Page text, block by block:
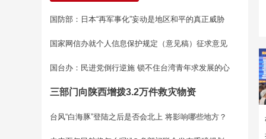
国防部：日本“再军事化”妄动是地区和平的真正威胁
国家网信办就个人信息保护规定（意见稿）征求意见
国台办：民进党倒行逆施 锁不住台湾青年求发展的心
三部门向陕西增拨3.2万件救灾物资
台风“白海豚”登陆之后是否会北上 将影响哪些地方？